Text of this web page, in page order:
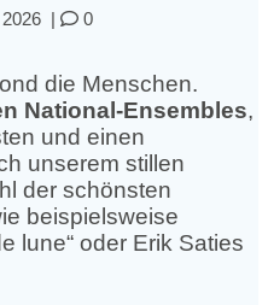
0
die Menschen.
National-Ensembles,
und einen
unserem stillen
der schönsten
beispielsweise
lune“ oder Erik Saties